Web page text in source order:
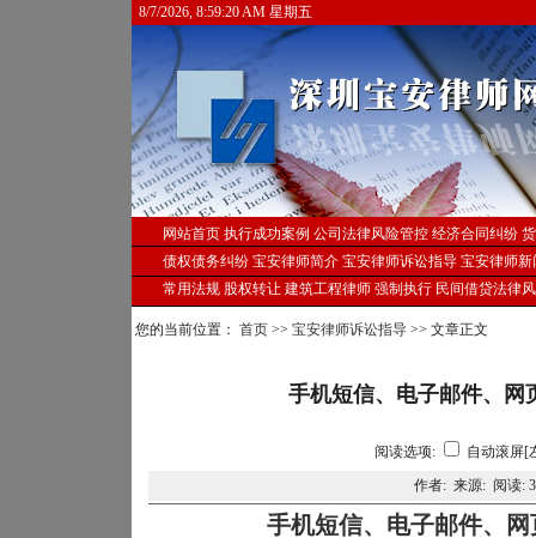
8/7/2026, 8:59:20 AM 星期五
网站首页 执行成功案例 公司法律风险管控 经济合同纠纷
债权债务纠纷 宝安律师简介 宝安律师诉讼指导 宝安律师新
常用法规 股权转让 建筑工程律师 强制执行 民间借贷法律
您的当前位置： 首页 >> 宝安律师诉讼指导 >> 文章正文
手机短信、电子邮件、网
阅读选项:
自动滚屏[
作者: 来源: 阅读:
手机短信、电子邮件、